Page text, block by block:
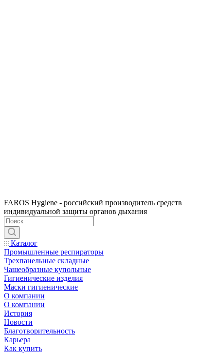
FAROS Hygiene - российский производитель средств
индивидуальной защиты органов дыхания
Каталог
Промышленные респираторы
Трехпанельные складные
Чашеобразные купольные
Гигиенические изделия
Маски гигиенические
О компании
О компании
История
Новости
Благотворительность
Карьера
Как купить